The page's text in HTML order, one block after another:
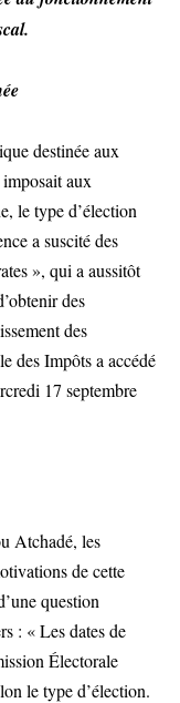
destinée aux
aux
le type d’élection
a suscité des
», qui a aussitôt
des
des
des Impôts a accédé
17 septembre
Atchadé, les
de cette
question
: « Les dates de
Électorale
le type d’élection.